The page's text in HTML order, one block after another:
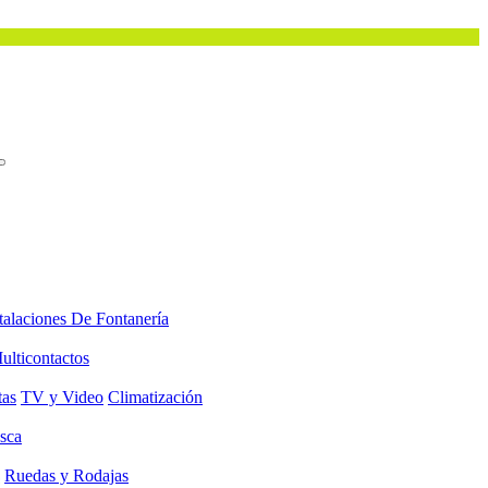
De Fontanería
TV y Video Climatización
Ruedas y Rodajas